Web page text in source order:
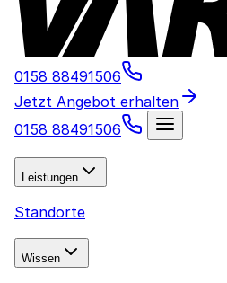
0158 88491506
Jetzt Angebot erhalten
0158 88491506
Leistungen
Standorte
Wissen